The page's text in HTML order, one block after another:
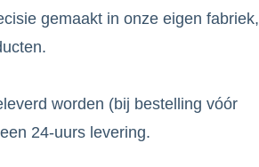
gemaakt in onze eigen fabriek,
worden (bij bestelling vóór
24-uurs levering.